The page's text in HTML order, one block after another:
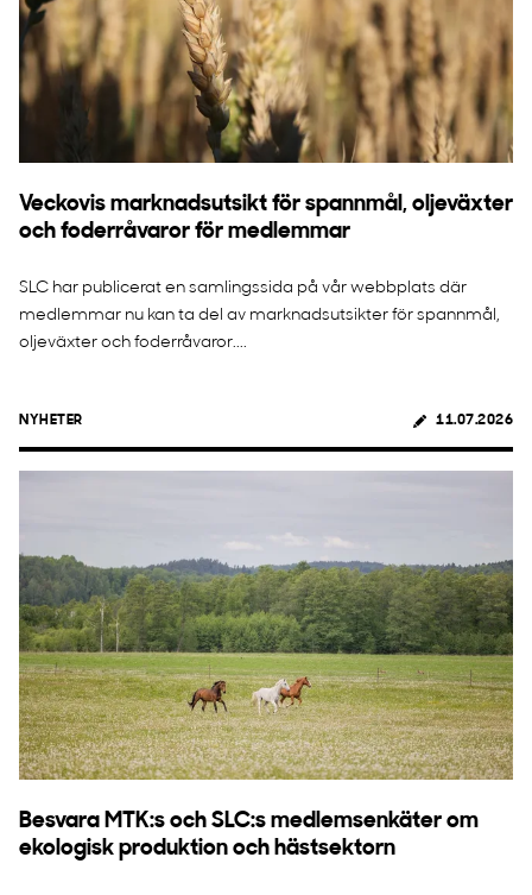
Veckovis marknadsutsikt för spannmål, oljeväxter
och foderråvaror för medlemmar
SLC har publicerat en samlingssida på vår webbplats där
medlemmar nu kan ta del av marknadsutsikter för spannmål,
oljeväxter och foderråvaror....
NYHETER 11.07.2026
Besvara MTK:s och SLC:s medlemsenkäter om
ekologisk produktion och hästsektorn